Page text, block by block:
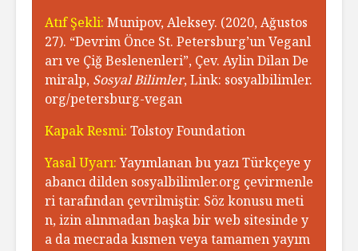
Atıf Şekli: Munipov, Aleksey. (2020, Ağustos
27). “Devrim Önce St. Petersburg’un Veganl
arı ve Çiğ Beslenenleri”, Çev. Aylin Dilan De
miralp, Sosyal Bilimler, Link: sosyalbilimler.
org/petersburg-vegan
Kapak Resmi: Tolstoy Foundation
Yasal Uyarı:Yayımlanan bu yazı Türkçeye y
abancı dilden sosyalbilimler.org çevirmenle
ri tarafından çevrilmiştir. Söz konusu meti
n, izin alınmadan başka bir web sitesinde y
a da mecrada kısmen veya tamamen yayım